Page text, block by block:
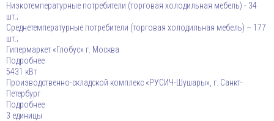
Низкотемпературные потребители (торговая холодильная мебель) - 34
шт.;
Среднетемпературные потребители (торговая холодильная мебель) – 177
шт.;
Гипермаркет «Глобус» г. Москва
Подробнее
5431 кВт
Производственно-складской комплекс «РУСИЧ-Шушары», г. Санкт-
Петербург
Подробнее
3 единицы